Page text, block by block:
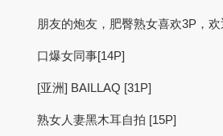
朋友的炮友，肥臀熟女喜欢3P，
口爆女同事[14P]
[亚洲] BAILLAQ [31P]
熟女人妻黑木耳自拍 [15P]